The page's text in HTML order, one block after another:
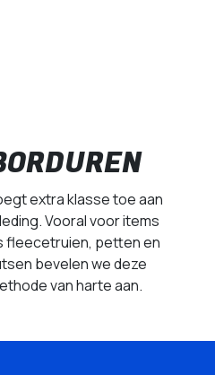
extra klasse toe aan
Vooral voor items
fleecetruien, petten en
bevelen we deze
van harte aan.